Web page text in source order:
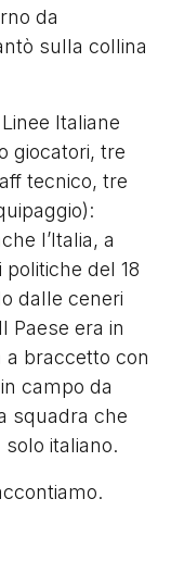
da
sulla collina
Italiane
giocatori, tre
tecnico, tre
l’Italia, a
del 18
dalle ceneri
Paese era in
a braccetto con
campo da
squadra che
italiano.